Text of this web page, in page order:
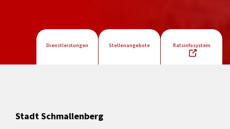
Dienstleistungen Stellenangebote Ratsinfosystem
Stadt Schmallenberg